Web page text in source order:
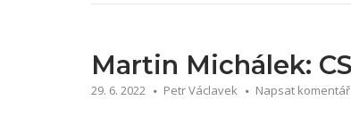
Martin Michálek:
29. 6. 2022 Petr Václavek Napsat komentář